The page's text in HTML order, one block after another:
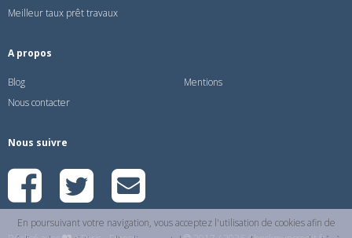
En poursuivant votre navigation, vous acceptez l'utilisation de cookies afin de
Meilleur taux prêt travaux
A propos
Blog
Mentions
Nous contacter
Nous suivre